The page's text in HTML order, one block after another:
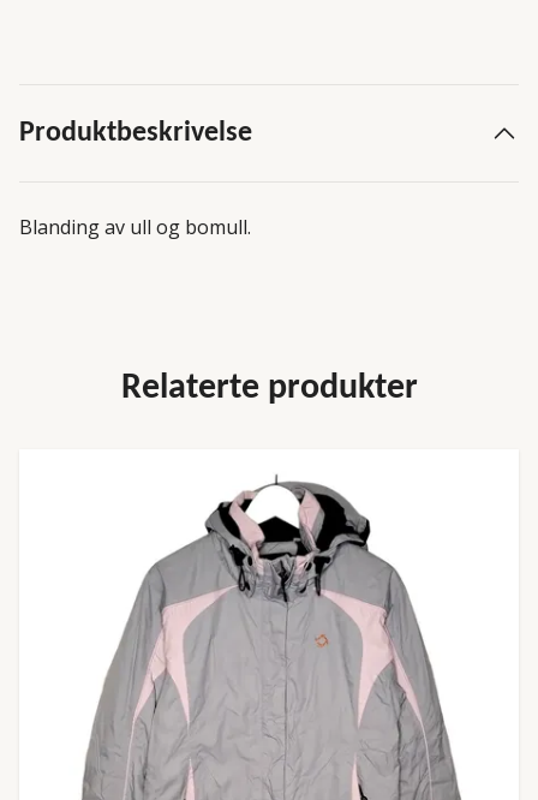
Produktbeskrivelse
Blanding av ull og bomull.
Relaterte produkter